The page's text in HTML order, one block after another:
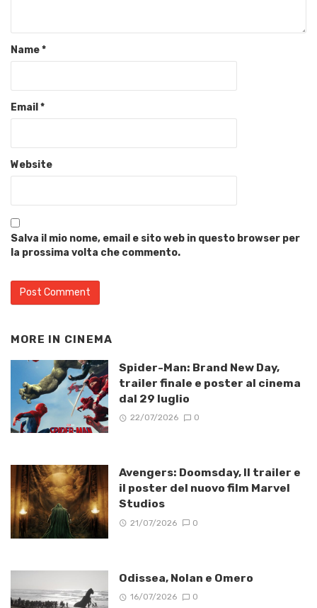
Name*
Email *
Website
Salva il mio nome, email e sito web in questo browser per
la prossima volta che commento.
MORE IN CINEMA
Spider-Man: Brand New Day,
trailer finale e poster al cinema
dal 29 luglio
22/07/2026 0
Avengers: Doomsday, Il trailer e
il poster del nuovo film Marvel
Studios
21/07/2026 0
Odissea, Nolan e Omero
16/07/2026 0